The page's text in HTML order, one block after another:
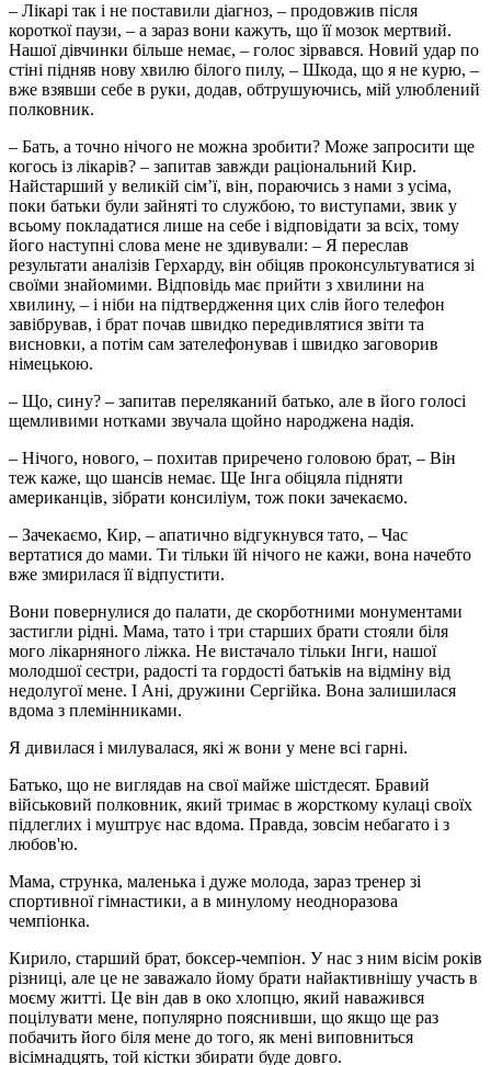
– Лікарі так і не поставили діагноз, – продовжив після
короткої паузи, – а зараз вони кажуть, що її мозок мертвий.
Нашої дівчинки більше немає, – голос зірвався. Новий удар по
стіні підняв нову хвилю білого пилу, – Шкода, що я не курю, –
вже взявши себе в руки, додав, обтрушуючись, мій улюблений
полковник.
– Бать, а точно нічого не можна зробити? Може запросити ще
когось із лікарів? – запитав завжди раціональний Кир.
Найстарший у великій сім’ї, він, пораючись з нами з усіма,
поки батьки були зайняті то службою, то виступами, звик у
всьому покладатися лише на себе і відповідати за всіх, тому
його наступні слова мене не здивували: – Я переслав
результати аналізів Герхарду, він обіцяв проконсультуватися зі
своїми знайомими. Відповідь має прийти з хвилини на
хвилину, – і ніби на підтвердження цих слів його телефон
завібрував, і брат почав швидко передивлятися звіти та
висновки, а потім сам зателефонував і швидко заговорив
німецькою.
– Що, сину? – запитав переляканий батько, але в його голосі
щемливими нотками звучала щойно народжена надія.
– Нічого, нового, – похитав приречено головою брат, – Він
теж каже, що шансів немає. Ще Інга обіцяла підняти
американців, зібрати консиліум, тож поки зачекаємо.
– Зачекаємо, Кир, – апатично відгукнувся тато, – Час
вертатися до мами. Ти тільки їй нічого не кажи, вона начебто
вже змирилася її відпустити.
Вони повернулися до палати, де скорботними монументами
застигли рідні. Мама, тато і три старших брати стояли біля
мого лікарняного ліжка. Не вистачало тільки Інги, нашої
молодшої сестри, радості та гордості батьків на відміну від
недолугої мене. І Ані, дружини Сергійка. Вона залишилася
вдома з племінниками.
Я дивилася і милувалася, які ж вони у мене всі гарні.
Батько, що не виглядав на свої майже шістдесят. Бравий
військовий полковник, який тримає в жорсткому кулаці своїх
підлеглих і муштрує нас вдома. Правда, зовсім небагато і з
любов'ю.
Мама, струнка, маленька і дуже молода, зараз тренер зі
спортивної гімнастики, а в минулому неодноразова
чемпіонка.
Кирило, старший брат, боксер-чемпіон. У нас з ним вісім років
різниці, але це не заважало йому брати найактивнішу участь в
моєму житті. Це він дав в око хлопцю, який наважився
поцілувати мене, популярно пояснивши, що якщо ще раз
побачить його біля мене до того, як мені виповниться
вісімнадцять, той кістки збирати буде довго.